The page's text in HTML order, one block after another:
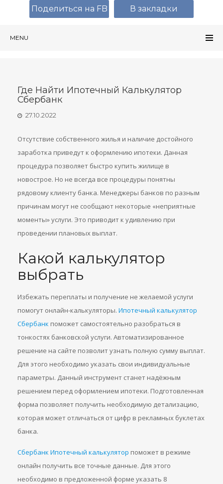
MENU
Где Найти Ипотечный Калькулятор
Сбербанк
27.10.2022
Отсутствие собственного жилья и наличие достойного
заработка приведут к оформлению ипотеки. Данная
процедура позволяет быстро купить жилище в
новострое. Но не всегда все процедуры понятны
рядовому клиенту банка. Менеджеры банков по разным
причинам могут не сообщают некоторые «неприятные
моменты» услуги. Это приводит к удивлению при
проведении плановых выплат.
Какой калькулятор
выбрать
Избежать переплаты и получение не желаемой услуги
помогут онлайн-калькуляторы. Ипотечный калькулятор
Сбербанк поможет самостоятельно разобраться в
тонкостях банковской услуги. Автоматизированное
решение на сайте позволит узнать полную сумму выплат.
Для этого необходимо указать свои индивидуальные
параметры. Данный инструмент станет надёжным
решением перед оформлением ипотеки. Подготовленная
форма позволяет получить необходимую детализацию,
которая может отличаться от цифр в рекламных буклетах
банка.
Сбербанк Ипотечный калькулятор поможет в режиме
онлайн получить все точные данные. Для этого
необходимо в предложенной форме указать 8
Поделиться на FB В закладки